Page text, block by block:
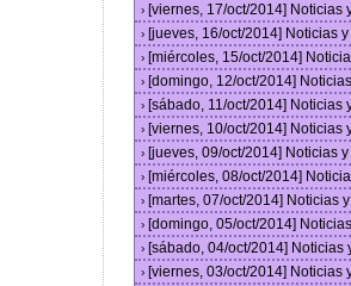
› [viernes, 17/oct/2014]
› [jueves, 16/oct/2014] Noticias
› [miércoles, 15/oct/2014]
› [domingo, 12/oct/2014]
› [sábado, 11/oct/2014]
› [viernes, 10/oct/2014]
› [jueves, 09/oct/2014] Noticias
› [miércoles, 08/oct/2014]
› [martes, 07/oct/2014] Noticias
› [domingo, 05/oct/2014]
› [sábado, 04/oct/2014]
› [viernes, 03/oct/2014]